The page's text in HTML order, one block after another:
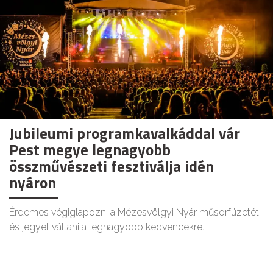
Jubileumi programkavalkáddal vár
Pest megye legnagyobb
összművészeti fesztiválja idén
nyáron
Érdemes végiglapozni a Mézesvölgyi Nyár műsorfüzetét
és jegyet váltani a legnagyobb kedvencekre.